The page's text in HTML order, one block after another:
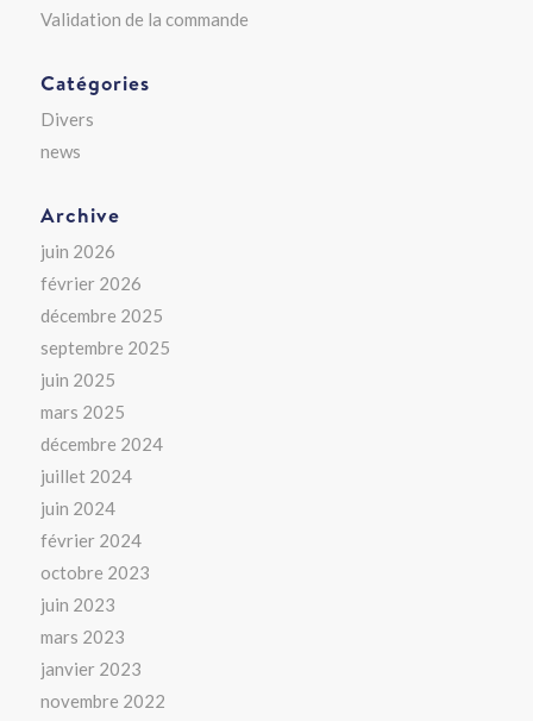
Validation de la commande
Catégories
Divers
news
Archive
juin 2026
février 2026
décembre 2025
septembre 2025
juin 2025
mars 2025
décembre 2024
juillet 2024
juin 2024
février 2024
octobre 2023
juin 2023
mars 2023
janvier 2023
novembre 2022